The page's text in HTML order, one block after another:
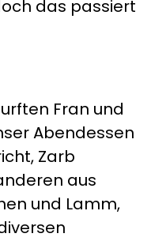
das passiert
Fran und
Abendessen
Zarb
aus
und Lamm,